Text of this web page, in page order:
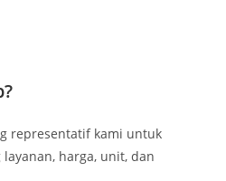
representatif kami untuk
harga, unit, dan